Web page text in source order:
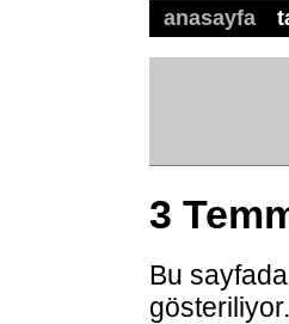
anasayfa
3
Bu